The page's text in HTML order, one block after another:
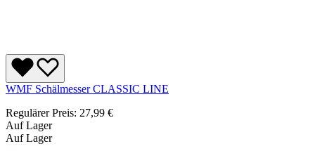
WMF Schälmesser CLASSIC LINE
Regulärer Preis: 27,99 €
Auf Lager
Auf Lager